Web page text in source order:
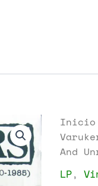
Inicio
And
LP,